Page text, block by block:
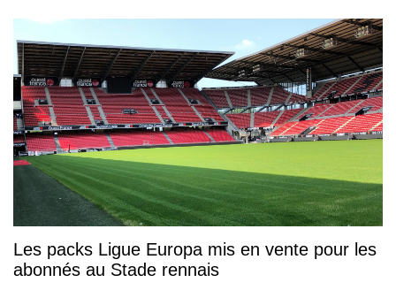
Les packs Ligue Europa mis en vente pour les
abonnés au Stade rennais